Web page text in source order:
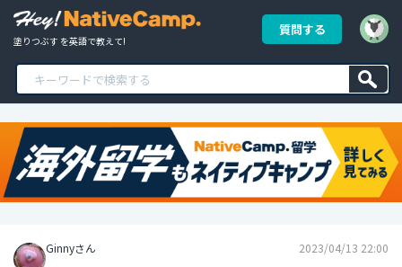
塗りつぶす を英語で教えて!
質問する
Ginnyさん 2023/04/13 22:00